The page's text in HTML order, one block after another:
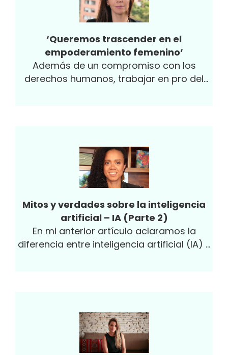
‘Queremos trascender en el
empoderamiento femenino’
Además de un compromiso con los
derechos humanos, trabajar en pro del
Mitos y verdades sobre la inteligencia
artificial – IA (Parte 2)
En mi anterior artículo aclaramos la
diferencia entre inteligencia artificial (IA) y